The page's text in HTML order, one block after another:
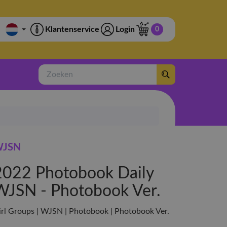
Klantenservice Login 0
Zoeken
Photobook Daily
- Photobook Ver.
Groups | WJSN | Photobook | Photobook Ver.